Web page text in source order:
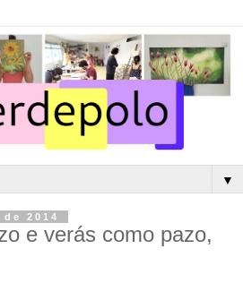
▼
2014
e verás como pazo,